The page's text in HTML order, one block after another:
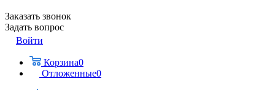
Заказать звонок
Задать вопрос
Войти
Корзина0
Отложенные0